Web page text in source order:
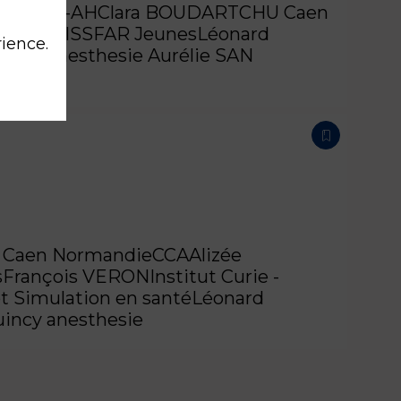
CCU-AHClara BOUDARTCHU Caen
GENISSFAR JeunesLéonard
anesthesie Aurélie SAN
Caen NormandieCCAAlizée
François VERONInstitut Curie -
Simulation en santéLéonard
anesthesie